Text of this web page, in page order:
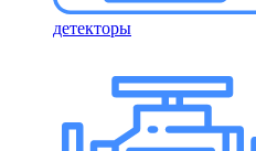
детекторы